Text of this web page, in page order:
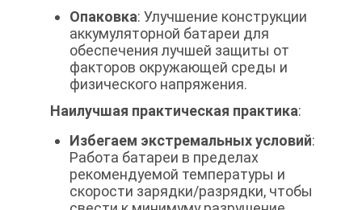
Опаковка: Улучшение конструкции
аккумуляторной батареи для
обеспечения лучшей защиты от
факторов окружающей среды и
физического напряжения.
Наилучшая практическая практика:
Избегаем экстремальных условий:
Работа батареи в пределах
рекомендуемой температуры и
скорости зарядки/разрядки, чтобы